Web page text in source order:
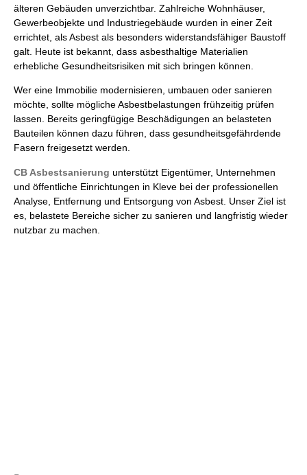
älteren Gebäuden unverzichtbar. Zahlreiche Wohnhäuser,
Gewerbeobjekte und Industriegebäude wurden in einer Zeit
errichtet, als Asbest als besonders widerstandsfähiger Baustoff
galt. Heute ist bekannt, dass asbesthaltige Materialien
erhebliche Gesundheitsrisiken mit sich bringen können.
Wer eine Immobilie modernisieren, umbauen oder sanieren
möchte, sollte mögliche Asbestbelastungen frühzeitig prüfen
lassen. Bereits geringfügige Beschädigungen an belasteten
Bauteilen können dazu führen, dass gesundheitsgefährdende
Fasern freigesetzt werden.
CB Asbestsanierung unterstützt Eigentümer, Unternehmen
und öffentliche Einrichtungen in Kleve bei der professionellen
Analyse, Entfernung und Entsorgung von Asbest. Unser Ziel ist
es, belastete Bereiche sicher zu sanieren und langfristig wieder
nutzbar zu machen.